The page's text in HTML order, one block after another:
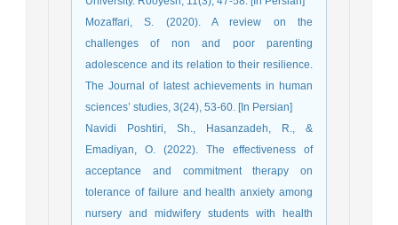
Mozaffari, S. (2020). A review on the
challenges of non and poor parenting
adolescence and its relation to their resilience.
The Journal of latest achievements in human
sciences’ studies, 3(24), 53-60. [In Persian]
Navidi Poshtiri, Sh., Hasanzadeh, R., &
Emadiyan, O. (2022). The effectiveness of
acceptance and commitment therapy on
tolerance of failure and health anxiety among
nursery and midwifery students with health